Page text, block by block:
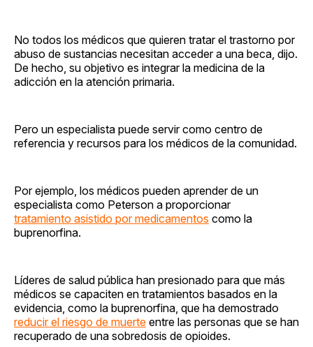
No todos los médicos que quieren tratar el trastorno por
abuso de sustancias necesitan acceder a una beca, dijo.
De hecho, su objetivo es integrar la medicina de la
adicción en la atención primaria.
Pero un especialista puede servir como centro de
referencia y recursos para los médicos de la comunidad.
Por ejemplo, los médicos pueden aprender de un
especialista como Peterson a proporcionar
tratamiento asistido por medicamentos como la
buprenorfina.
Líderes de salud pública han presionado para que más
médicos se capaciten en tratamientos basados en la
evidencia, como la buprenorfina, que ha demostrado
reducir el riesgo de muerte entre las personas que se han
recuperado de una sobredosis de opioides.